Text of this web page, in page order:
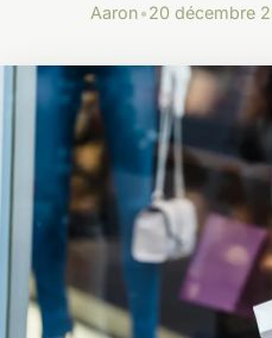
Aaron•20 décembre